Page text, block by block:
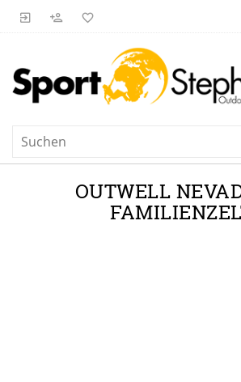
OUTWELL